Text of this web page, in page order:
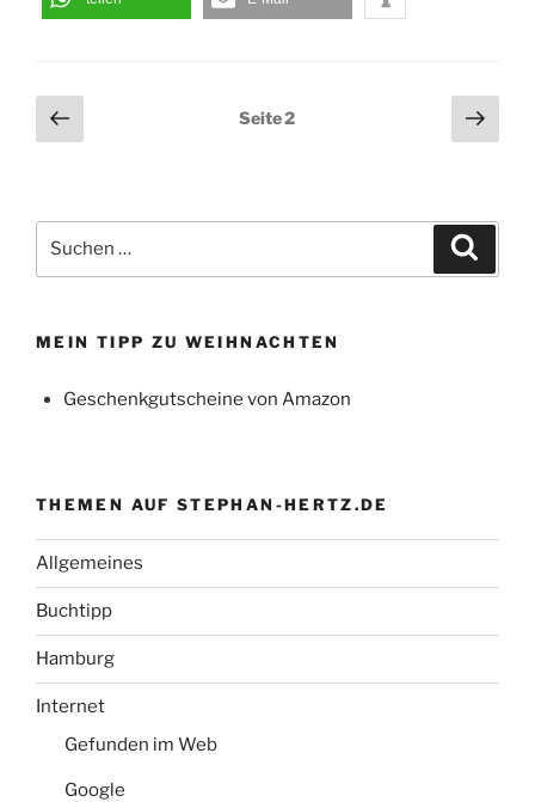
Seitennummerierung
der
Vorherige
Seite
Seite2
nach:
MEIN TIPP ZU WEIHNACHTEN
Geschenkgutscheine von Amazon
THEMEN AUF STEPHAN-HERTZ.DE
Allgemeines
Buchtipp
Hamburg
Internet
Gefunden im Web
Google